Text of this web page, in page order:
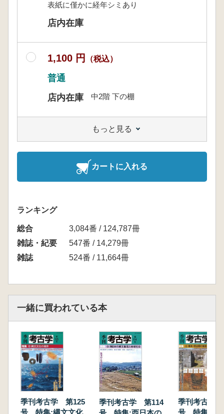
表紙に僅かに経年シミあり
店内在庫
1,100 円 （税込）
普通
店内在庫
中2階 下の棚
もっと見る
カートに入れる
ランキング
総合
3,084番 / 124,787冊
雑誌・紀要
547番 / 14,279冊
雑誌
524番 / 11,664冊
一緒に買われている本
季刊考古学 第125
季刊考古学 第114
季刊考古学